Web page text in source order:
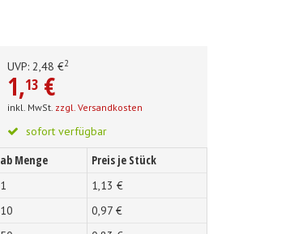
UVP: 2,48 €2
1,13 €
inkl. MwSt. zzgl. Versandkosten
sofort verfügbar
ab Menge Preis je Stück
1 1,13 €
10
0,97 €